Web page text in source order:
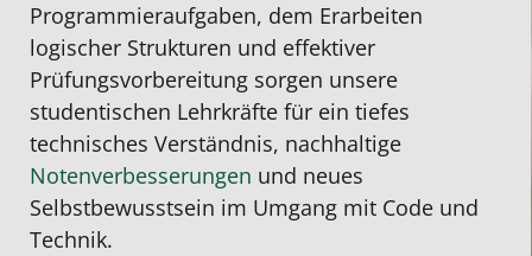
Programmieraufgaben, dem Erarbeiten
logischer Strukturen und effektiver
Prüfungsvorbereitung sorgen unsere
studentischen Lehrkräfte für ein tiefes
technisches Verständnis, nachhaltige
Notenverbesserungen und neues
Selbstbewusstsein im Umgang mit Code und
Technik.